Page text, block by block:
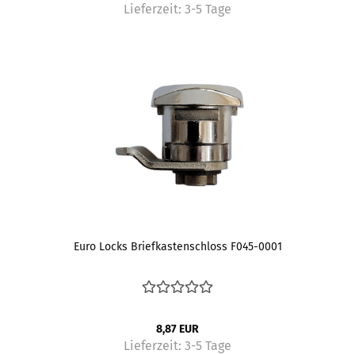
Lieferzeit: 3-5 Tage
Euro Locks Briefkastenschloss F045-0001
8,87 EUR
Lieferzeit: 3-5 Tage